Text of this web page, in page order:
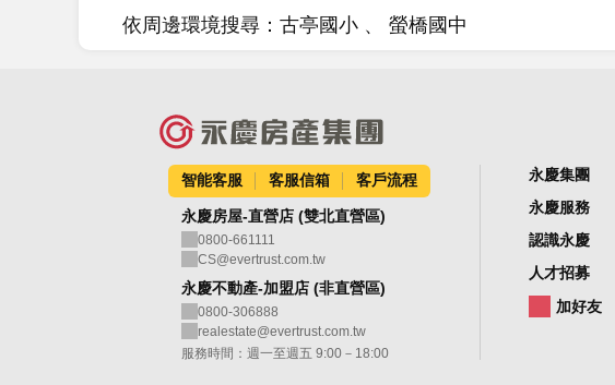
依周邊環境搜尋： 古亭國小 螢橋國中
智能客服 客服信箱 客戶流程
永慶房屋-直營店 (雙北直營區)
0800-661111
CS@evertrust.com.tw
永慶不動產-加盟店 (非直營區)
0800-306888
realestate@evertrust.com.tw
服務時間：週一至週五 9:00－18:00
永慶集團
永慶服務
認識永慶
人才招募
加好友